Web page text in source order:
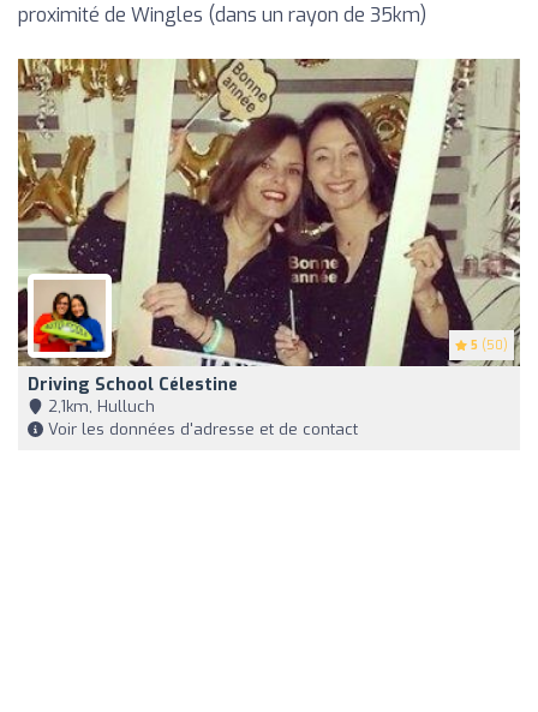
proximité de Wingles (dans un rayon de 35km)
5 (50)
Driving School Célestine
2,1km, Hulluch
Voir les données d'adresse et de contact